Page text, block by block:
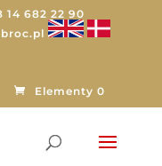
14 682 22 90
Elementy 0